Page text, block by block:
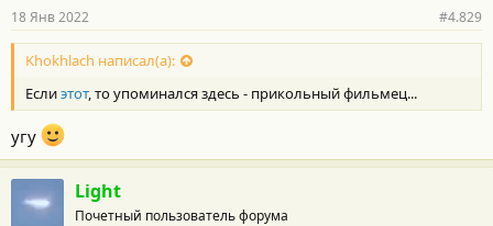
н
о
с
и
:
18 Янв 2022 #4.829
Khokhlach написал(а):
Еслиэтот, то упоминался здесь - прикольный фильмец...
угу
Light
Почетный пользователь форума